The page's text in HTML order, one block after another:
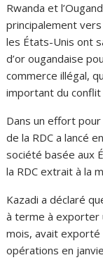
Rwanda et
principalement
les États-Unis ont
d’or ougandaise
commerce illégal,
important du conflit
Dans un effort
de la RDC a lancé
société basée aux
la RDC extrait à la
Kazadi a déclaré
à terme à exporter
mois, avait exporté
opérations en